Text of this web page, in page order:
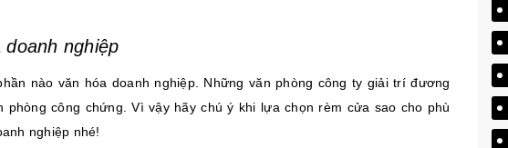
nghiệp
nào văn hóa doanh nghiệp. Những văn phòng công ty giải trí đương
công chứng. Vì vậy hãy chú ý khi lựa chọn rèm cửa sao cho phù
nghiệp nhé!